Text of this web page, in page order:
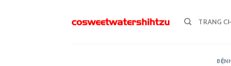
TRANG